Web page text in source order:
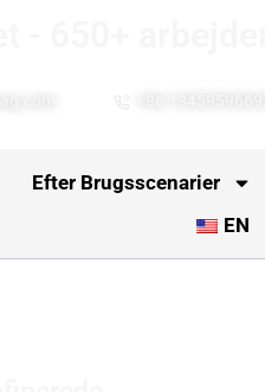
Efter Brugsscenarier
EN